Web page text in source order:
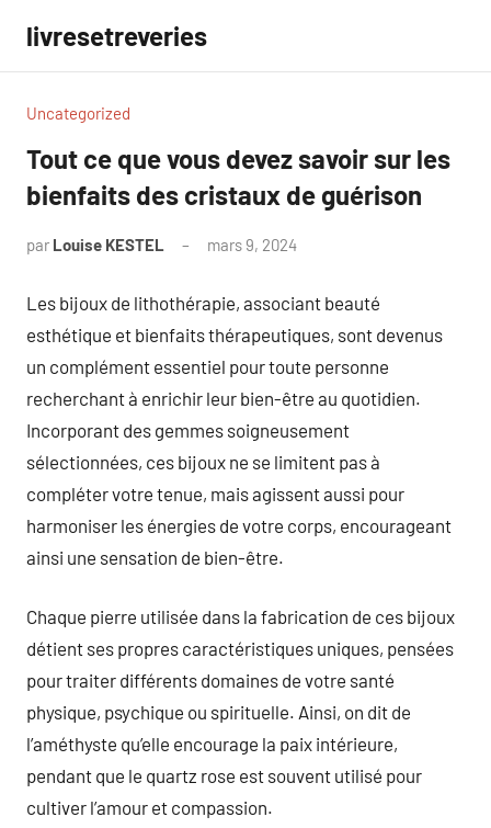
contenu
livresetreveries
Uncategorized
Tout ce que vous devez savoir sur les
bienfaits des cristaux de guérison
par Louise KESTEL mars 9, 2024
Les bijoux de lithothérapie, associant beauté
esthétique et bienfaits thérapeutiques, sont devenus
un complément essentiel pour toute personne
recherchant à enrichir leur bien-être au quotidien.
Incorporant des gemmes soigneusement
sélectionnées, ces bijoux ne se limitent pas à
compléter votre tenue, mais agissent aussi pour
harmoniser les énergies de votre corps, encourageant
ainsi une sensation de bien-être.
Chaque pierre utilisée dans la fabrication de ces bijoux
détient ses propres caractéristiques uniques, pensées
pour traiter différents domaines de votre santé
physique, psychique ou spirituelle. Ainsi, on dit de
l’améthyste qu’elle encourage la paix intérieure,
pendant que le quartz rose est souvent utilisé pour
cultiver l’amour et compassion.